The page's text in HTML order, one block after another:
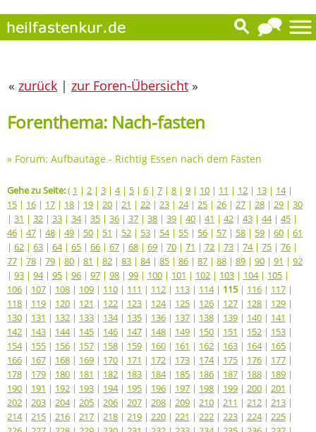
« zurück | zur Foren-Übersicht »
Forenthema: Nach-fasten
» Forum: Aufbautage - Richtig Essen nach dem Fasten
Gehe zu Seite:( 1 | 2 | 3 | 4| 5 | 6 | 7 | 8 | 9 | 10 | 11 | 12 | 13 | 14|
15 | 16 | 17 | 18 | 19 | 20 | 21 | 22 | 23 | 24| 25 | 26 | 27 | 28 | 29 | 30
| 31 | 32 | 33 | 34| 35 | 36 | 37 | 38 | 39 | 40 | 41 | 42 | 43 | 44| 45 |
46 | 47 | 48 | 49 | 50 | 51 | 52 | 53 | 54| 55 | 56 | 57 | 58 | 59 | 60 | 61
| 62 | 63 | 64| 65 | 66 | 67 | 68 | 69 | 70 | 71 | 72 | 73 | 74| 75 | 76 |
77 | 78 | 79 | 80 | 81 | 82 | 83 | 84| 85 | 86 | 87 | 88 | 89 | 90 | 91 | 92
| 93 | 94| 95 | 96 | 97 | 98 | 99 | 100 | 101 | 102 | 103 | 104| 105 |
106 | 107 | 108 | 109 | 110 | 111 | 112 | 113 | 114| 115| 116 | 117 |
118 | 119 | 120 | 121 | 122 | 123 | 124| 125 | 126 | 127 | 128 | 129 |
130 | 131 | 132 | 133 | 134| 135 | 136 | 137 | 138 | 139 | 140 | 141 |
142 | 143 | 144| 145 | 146 | 147 | 148 | 149 | 150 | 151 | 152 | 153 |
154| 155 | 156 | 157 | 158 | 159 | 160 | 161 | 162 | 163 | 164| 165 |
166 | 167 | 168 | 169 | 170 | 171 | 172 | 173 | 174| 175 | 176 | 177 |
178 | 179 | 180 | 181 | 182 | 183 | 184| 185 | 186 | 187 | 188 | 189 |
190 | 191 | 192 | 193 | 194| 195 | 196 | 197 | 198 | 199 | 200 | 201 |
202 | 203 | 204| 205 | 206 | 207 | 208 | 209 | 210 | 211 | 212 | 213 |
214| 215 | 216 | 217 | 218 | 219 | 220 | 221 | 222 | 223 | 224| 225 |